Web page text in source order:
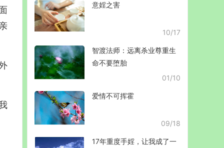
意婬之害
10/17
智渡法师：远离杀业尊重生
命不要堕胎
01/10
爱情不可挥霍
09/18
17年重度手婬，让我成了一